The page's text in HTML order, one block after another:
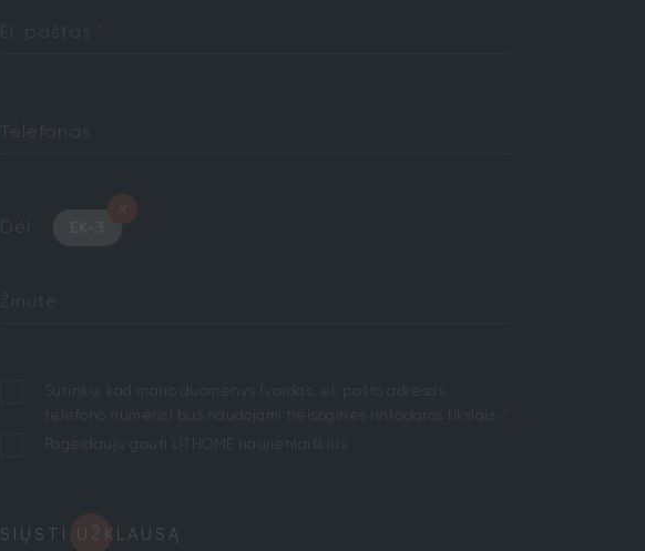
El. paštas
Telefonas
Dėl:
Žinutė
Sutinku, kad mano duomenys (vardas, el. pašto adresas,
telefono numeris) bus naudojami tieisoginės rinkodaros tikslais.
Pageidauju gauti LITHOME naujienlaiškius
SIŲSTI UŽKLAUSĄ